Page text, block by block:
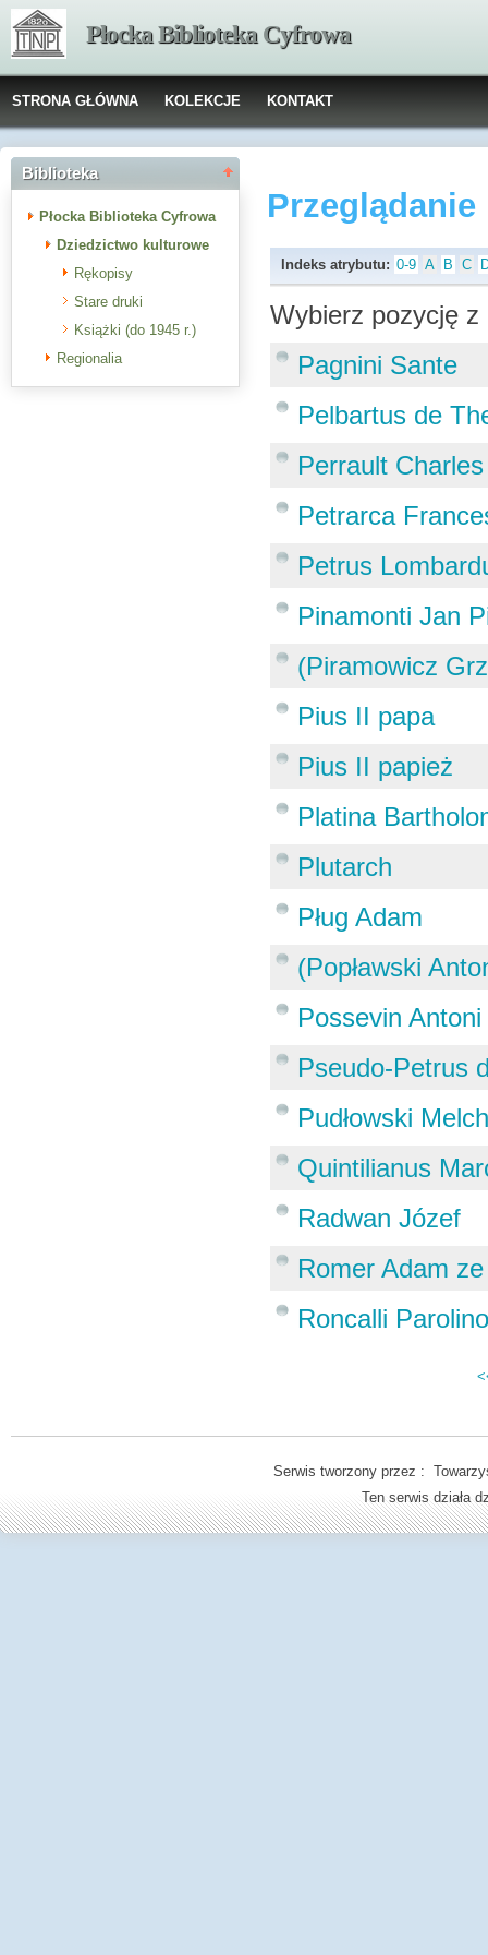
Płocka Biblioteka Cyfrowa
STRONA GŁÓWNA KOLEKCJE KONTAKT
Biblioteka
Płocka Biblioteka Cyfrowa
Dziedzictwo kulturowe
Rękopisy
Stare druki
Książki (do 1945 r.)
Regionalia
Indeks atrybutu: 0-9 A B C
Wybierz pozycję
Pagnini Sante
Pelbartus de
Perrault Charles
Petrarca
Petrus
Pinamonti Jan
(Piramowicz
Pius II papa
Pius II papież
Platina
Plutarch
Pług Adam
(Popławski
Possevin Antoni
Pseudo-Petrus
Pudłowski
Quintilianus
Radwan Józef
Romer Adam
Roncalli
Serwis tworzony przez :
Ten serwis działa